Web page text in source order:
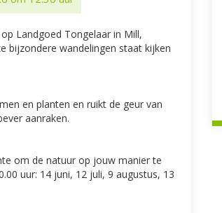
Landgoed Tongelaar in Mill,
bijzondere wandelingen staat kijken
en planten en ruikt de geur van
aanraken.
om de natuur op jouw manier te
uur: 14 juni, 12 juli, 9 augustus, 13